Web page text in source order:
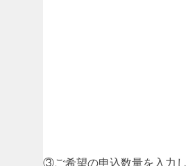
③ご希望の申込数量を入力